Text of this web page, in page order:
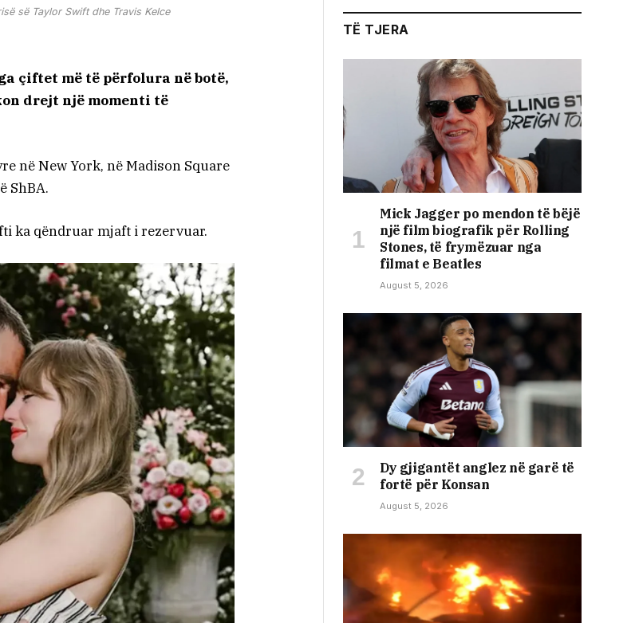
së Taylor Swift dhe Travis Kelce
çiftet më të përfolura në botë,
drejt një momenti të
në New York, në Madison Square
ShBA.
ka qëndruar mjaft i rezervuar.
TË TJERA
Mick Jagger po mendon të bëjë
një film biografik për Rolling
Stones, të frymëzuar nga
filmat e Beatles
August 5, 2026
Dy gjigantët anglez në garë të
fortë për Konsan
August 5, 2026